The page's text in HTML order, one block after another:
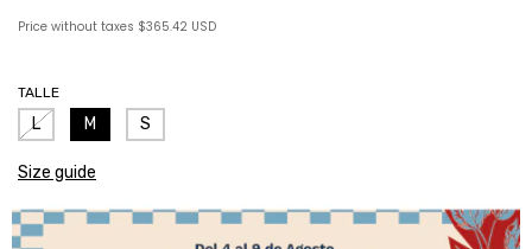
Price without taxes $365.42 USD
TALLE
L M S
Size guide